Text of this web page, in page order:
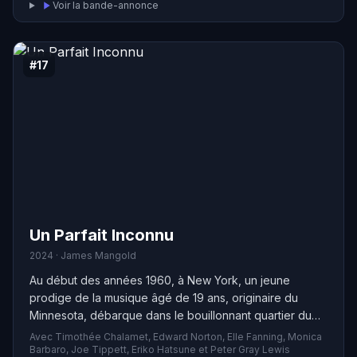
Voir la bande-annonce
#17
Un Parfait Inconnu
2024 · James Mangold
Au début des années 1960, à New York, un jeune
prodige de la musique âgé de 19 ans, originaire du
Minnesota, débarque dans le bouillonnant quartier du
West Village. Armé de sa guitare et d'un talent
exceptionnel, il s'apprête à transformer à jamais la
Avec Timothée Chalamet, Edward Norton, Elle Fanning, Monica
Barbaro, Joe Tippett, Eriko Hatsune et Peter Gray Lewis